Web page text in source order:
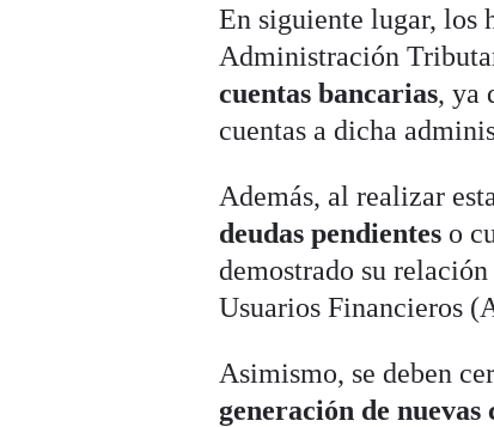
En siguiente lugar, los
Administración
cuentas bancarias, ya
cuentas a dicha
Además, al realizar
deudas pendientes o
demostrado su
Usuarios Financieros
Asimismo, se deben
generación de nuevas